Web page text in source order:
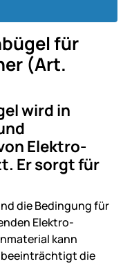
für
(Art.
wird in
Elektro-
Er sorgt für
die Bedingung für
Elektro-
kann
beeinträchtigt die